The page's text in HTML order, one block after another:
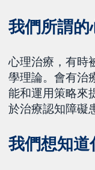
我們所謂的
心理治療，有時
學理論。會有治
能和運用策略來
於治療認知障礙
我們想知道